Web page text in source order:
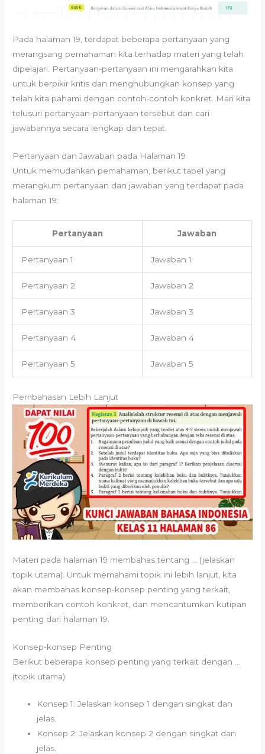
Pada halaman 19, terdapat beberapa pertanyaan yang
merangsang pemahaman kita terhadap materi yang telah
dipelajari. Pertanyaan-pertanyaan ini mengarahkan kita
untuk berpikir kritis dan menghubungkan konsep yang
telah kita pahami dengan contoh-contoh konkret. Mari kita
telusuri pertanyaan-pertanyaan tersebut dan cari
jawabannya secara lengkap dan tepat.
Pertanyaan dan Jawaban pada Halaman 19
Untuk memudahkan pemahaman, berikut tabel yang
merangkum pertanyaan dan jawaban yang terdapat pada
halaman 19:
Pertanyaan Jawaban
Pertanyaan 1 Jawaban 1
Pertanyaan 2 Jawaban 2
Pertanyaan 3 Jawaban 3
Pertanyaan 4 Jawaban 4
Pertanyaan 5 Jawaban 5
Pembahasan Lebih Lanjut
Materi pada halaman 19 membahas tentang … (jelaskan
topik utama). Untuk memahami topik ini lebih lanjut, kita
akan membahas konsep-konsep penting yang terkait,
memberikan contoh konkret, dan mencantumkan kutipan
penting dari halaman 19.
Konsep-konsep Penting
Berikut beberapa konsep penting yang terkait dengan …
(topik utama):
Konsep 1: Jelaskan konsep 1 dengan singkat dan
jelas.
Konsep 2: Jelaskan konsep 2 dengan singkat dan
jelas.